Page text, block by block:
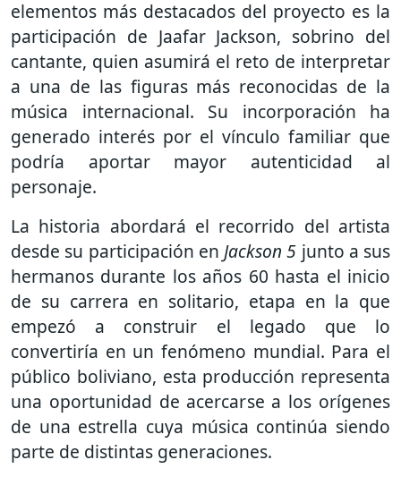
elementos más destacados del proyecto es la
participación de Jaafar Jackson, sobrino del
cantante, quien asumirá el reto de interpretar
a una de las figuras más reconocidas de la
música internacional. Su incorporación ha
generado interés por el vínculo familiar que
podría aportar mayor autenticidad al
personaje.
La historia abordará el recorrido del artista
desde su participación en Jackson 5 junto a sus
hermanos durante los años 60 hasta el inicio
de su carrera en solitario, etapa en la que
empezó a construir el legado que lo
convertiría en un fenómeno mundial. Para el
público boliviano, esta producción representa
una oportunidad de acercarse a los orígenes
de una estrella cuya música continúa siendo
parte de distintas generaciones.